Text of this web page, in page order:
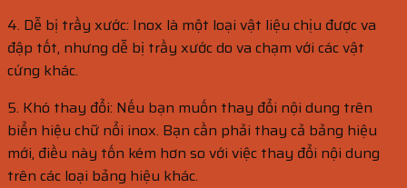
4. Dễ bị trầy xước: Inox là một loại vật liệu chịu được va
đập tốt, nhưng dễ bị trầy xước do va chạm với các vật
cứng khác.
5. Khó thay đổi: Nếu bạn muốn thay đổi nội dung trên
biển hiệu chữ nổi inox. Bạn cần phải thay cả bảng hiệu
mới, điều này tốn kém hơn so với việc thay đổi nội dung
trên các loại bảng hiệu khác.